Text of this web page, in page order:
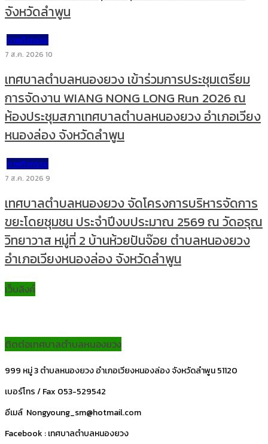
จังหวัดลำพูน
ภาพกิจกรรม
7 ส.ค. 2026 10
เทศบาลตำบลหนองยวง เข้าร่วมการประชุมเตรียม
การจัดงาน WIANG NONG LONG Run 2026 ณ
ห้องประชุมสภาเทศบาลตำบลหนองยวง อำเภอเวียง
หนองล่อง จังหวัดลำพูน
ภาพกิจกรรม
7 ส.ค. 2026 9
เทศบาลตำบลหนองยวง จัดโครงการบริหารจัดการ
ขยะโดยชุมชน ประจำปีงบประมาณ 2569 ณ วัดอรุณ
วิทยาวาส หมู่ที่ 2 บ้านห้วยปันจ๊อย ตำบลหนองยวง
อำเภอเวียงหนองล่อง จังหวัดลำพูน
เว็บลิงค์
ติดต่อเทศบาลตำบลหนองยวง
999 หมู่ 3 ตำบลหนองยวง อำเภอเวียงหนองล่อง จังหวัดลำพูน 51120
เบอร์โทร / Fax 053-529542
อีเมล์ Nongyoung_sm@hotmail.com
Facebook : เทศบาลตำบลหนองยวง